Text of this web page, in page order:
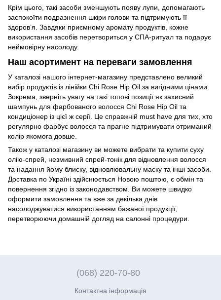
Крім цього, такі засоби зменшують появу лупи, допомагають
заспокоїти подразнення шкіри голови та підтримують її
здоровʼя. Завдяки приємному аромату продуктів, кожне
використання засобів перетвориться у СПА-ритуал та подарує
неймовірну насолоду.
Наш асортимент на переваги замовлення
У каталозі нашого інтернет-магазину представлено великий
вибір продуктів із лінійки Chi Rose Hip Oil за вигідними цінами.
Зокрема, зверніть увагу на такі топові позиції як захисний
шампунь для фарбованого волосся Chi Rose Hip Oil та
кондиціонер із цієї ж серії. Це справжній must have для тих, хто
регулярно фарбує волосся та прагне підтримувати отриманий
колір якомога довше.
Також у каталозі магазину ви можете вибрати та купити суху
олію-спрей, незмивний спрей-тонік для відновлення волосся
та надання йому блиску, відновлювальну маску та інші засоби.
Доставка по Україні здійснюється Новою поштою, є обмін та
повернення згідно із законодавством. Ви можете швидко
оформити замовлення та вже за декілька днів
насолоджуватися використанням бажаної продукції,
перетворюючи домашній догляд на салонні процедури.
(068) 220-70-80
Контактна інформація